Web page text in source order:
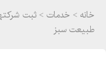
خانه > خدمات >
طبیعت سبز